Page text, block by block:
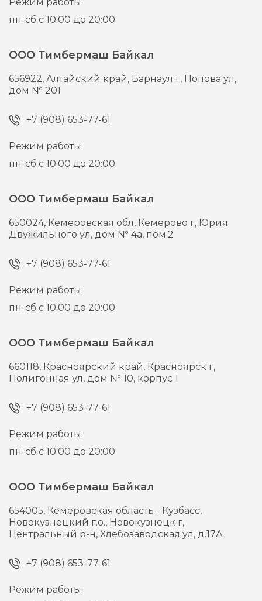
пн-сб с 10:00 до 20:00
ООО Тимбермаш Байкал
656922,Алтайский край, Барнаул г, Попова ул,
дом № 201
+7 (908) 653-77-61
Режим работы:
пн-сб с 10:00 до 20:00
ООО Тимбермаш Байкал
650024, Кемеровская обл, Кемерово г, Юрия
Двужильного ул, дом № 4а, пом.2
+7 (908) 653-77-61
Режим работы:
пн-сб с 10:00 до 20:00
ООО Тимбермаш Байкал
660118, Красноярский край, Красноярск г,
Полигонная ул, дом № 10, корпус 1
+7 (908) 653-77-61
Режим работы:
пн-сб с 10:00 до 20:00
ООО Тимбермаш Байкал
654005, Кемеровская область - Кузбасс,
Новокузнецкий г.о., Новокузнецк г,
Центральный р-н, Хлебозаводская ул, д.17А
+7 (908) 653-77-61
Режим работы: